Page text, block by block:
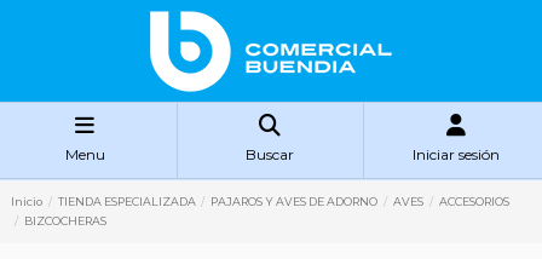
Menu Buscar Iniciar sesión
Inicio TIENDA ESPECIALIZADA PAJAROS Y AVES DE ADORNO AVES
ACCESORIOS
BIZCOCHERAS